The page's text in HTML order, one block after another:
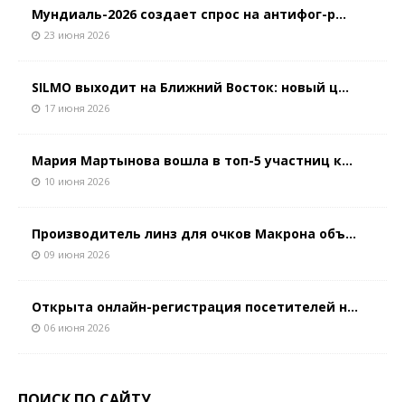
Мундиаль-2026 создает спрос на антифог-р...
23 июня 2026
SILMO выходит на Ближний Восток: новый ц...
17 июня 2026
Мария Мартынова вошла в топ-5 участниц к...
10 июня 2026
Производитель линз для очков Макрона объ...
09 июня 2026
Открыта онлайн-регистрация посетителей н...
06 июня 2026